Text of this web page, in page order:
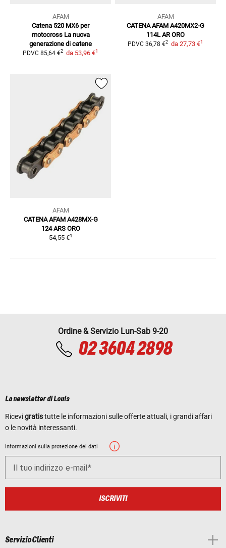
AFAM
Catena 520 MX6 per
motocross La nuova
generazione di catene
PDVC 85,64 €2 da 53,96 €1
AFAM
CATENA AFAM A420MX2-G
114L AR ORO
PDVC 36,78 €2 da 27,73 €1
AFAM
CATENA AFAM A428MX-G
124 ARS ORO
54,55 €1
Ordine & Servizio Lun-Sab 9-20
02 3604 2898
La newsletter di Louis
Ricevigratistutte le informazioni sulle offerte attuali, i grandi affari
o le novità interessanti.
Informazioni sulla protezione dei dati
Il tuo indirizzo e-mail
ISCRIVITI
Servizio Clienti